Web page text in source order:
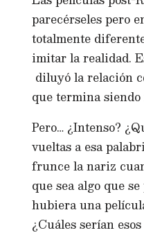
parecérseles pero
totalmente
imitar la realidad.
diluyó la relación
que termina
Pero… ¿Intenso?
vueltas a esa
frunce la nariz
que sea algo que
hubiera una
¿Cuáles serían